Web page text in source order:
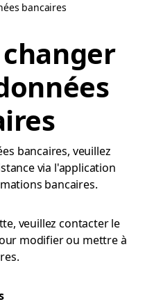
bancaires
bancaires, veuillez
via l'application
bancaires.
veuillez contacter le
modifier ou mettre à